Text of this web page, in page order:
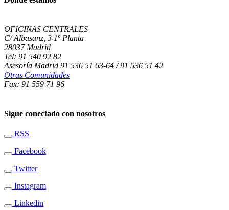
OFICINAS CENTRALES
C/ Albasanz, 3 1º Planta
28037 Madrid
Tel: 91 540 92 82
Asesoría Madrid 91 536 51 63-64 / 91 536 51 42
Otras Comunidades
Fax: 91 559 71 96
Sigue conectado con nosotros
RSS
Facebook
Twitter
Instagram
Linkedin